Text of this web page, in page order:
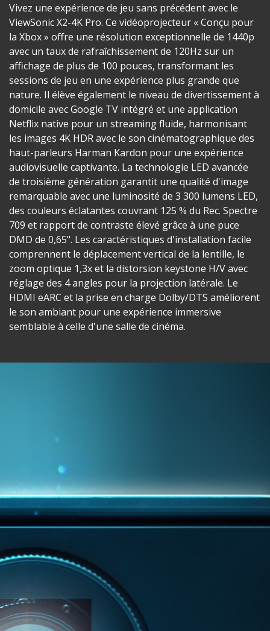
Vivez une expérience de jeu sans précédent avec le
ViewSonic X2-4K Pro. Ce vidéoprojecteur « Conçu pour
la Xbox » offre une résolution exceptionnelle de 1440p
avec un taux de rafraîchissement de 120Hz sur un
affichage de plus de 100 pouces, transformant les
sessions de jeu en une expérience plus grande que
nature. Il élève également le niveau de divertissement à
domicile avec Google TV intégré et une application
Netflix native pour un streaming fluide, harmonisant
les images 4K HDR avec le son cinématographique des
haut-parleurs Harman Kardon pour une expérience
audiovisuelle captivante. La technologie LED avancée
de troisième génération garantit une qualité d'image
remarquable avec une luminosité de 3 300 lumens LED,
des couleurs éclatantes couvrant 125 % du Rec. Spectre
709 et rapport de contraste élevé grâce à une puce
DMD de 0,65". Les caractéristiques d'installation facile
comprennent le déplacement vertical de la lentille, le
zoom optique 1,3x et la distorsion keystone H/V avec
réglage des 4 angles pour la projection latérale. Le
HDMI eARC et la prise en charge Dolby/DTS améliorent
le son ambiant pour une expérience immersive
semblable à celle d'une salle de cinéma.​